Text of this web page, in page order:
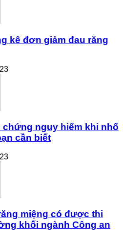
kê đơn giảm đau răng
chứng nguy hiểm khi nhổ
cần biết
miệng có được thi
khối ngành Công an